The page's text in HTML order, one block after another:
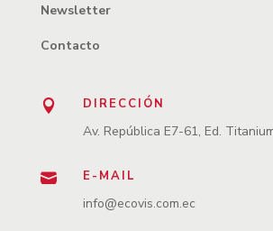
Newsletter
Contacto
 DIRECCIÓN
Av. República E7-61, Ed.
 E-MAIL
info@ecovis.com.ec